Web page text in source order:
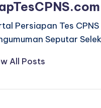
Persiapan Tes
Seputar
All Posts